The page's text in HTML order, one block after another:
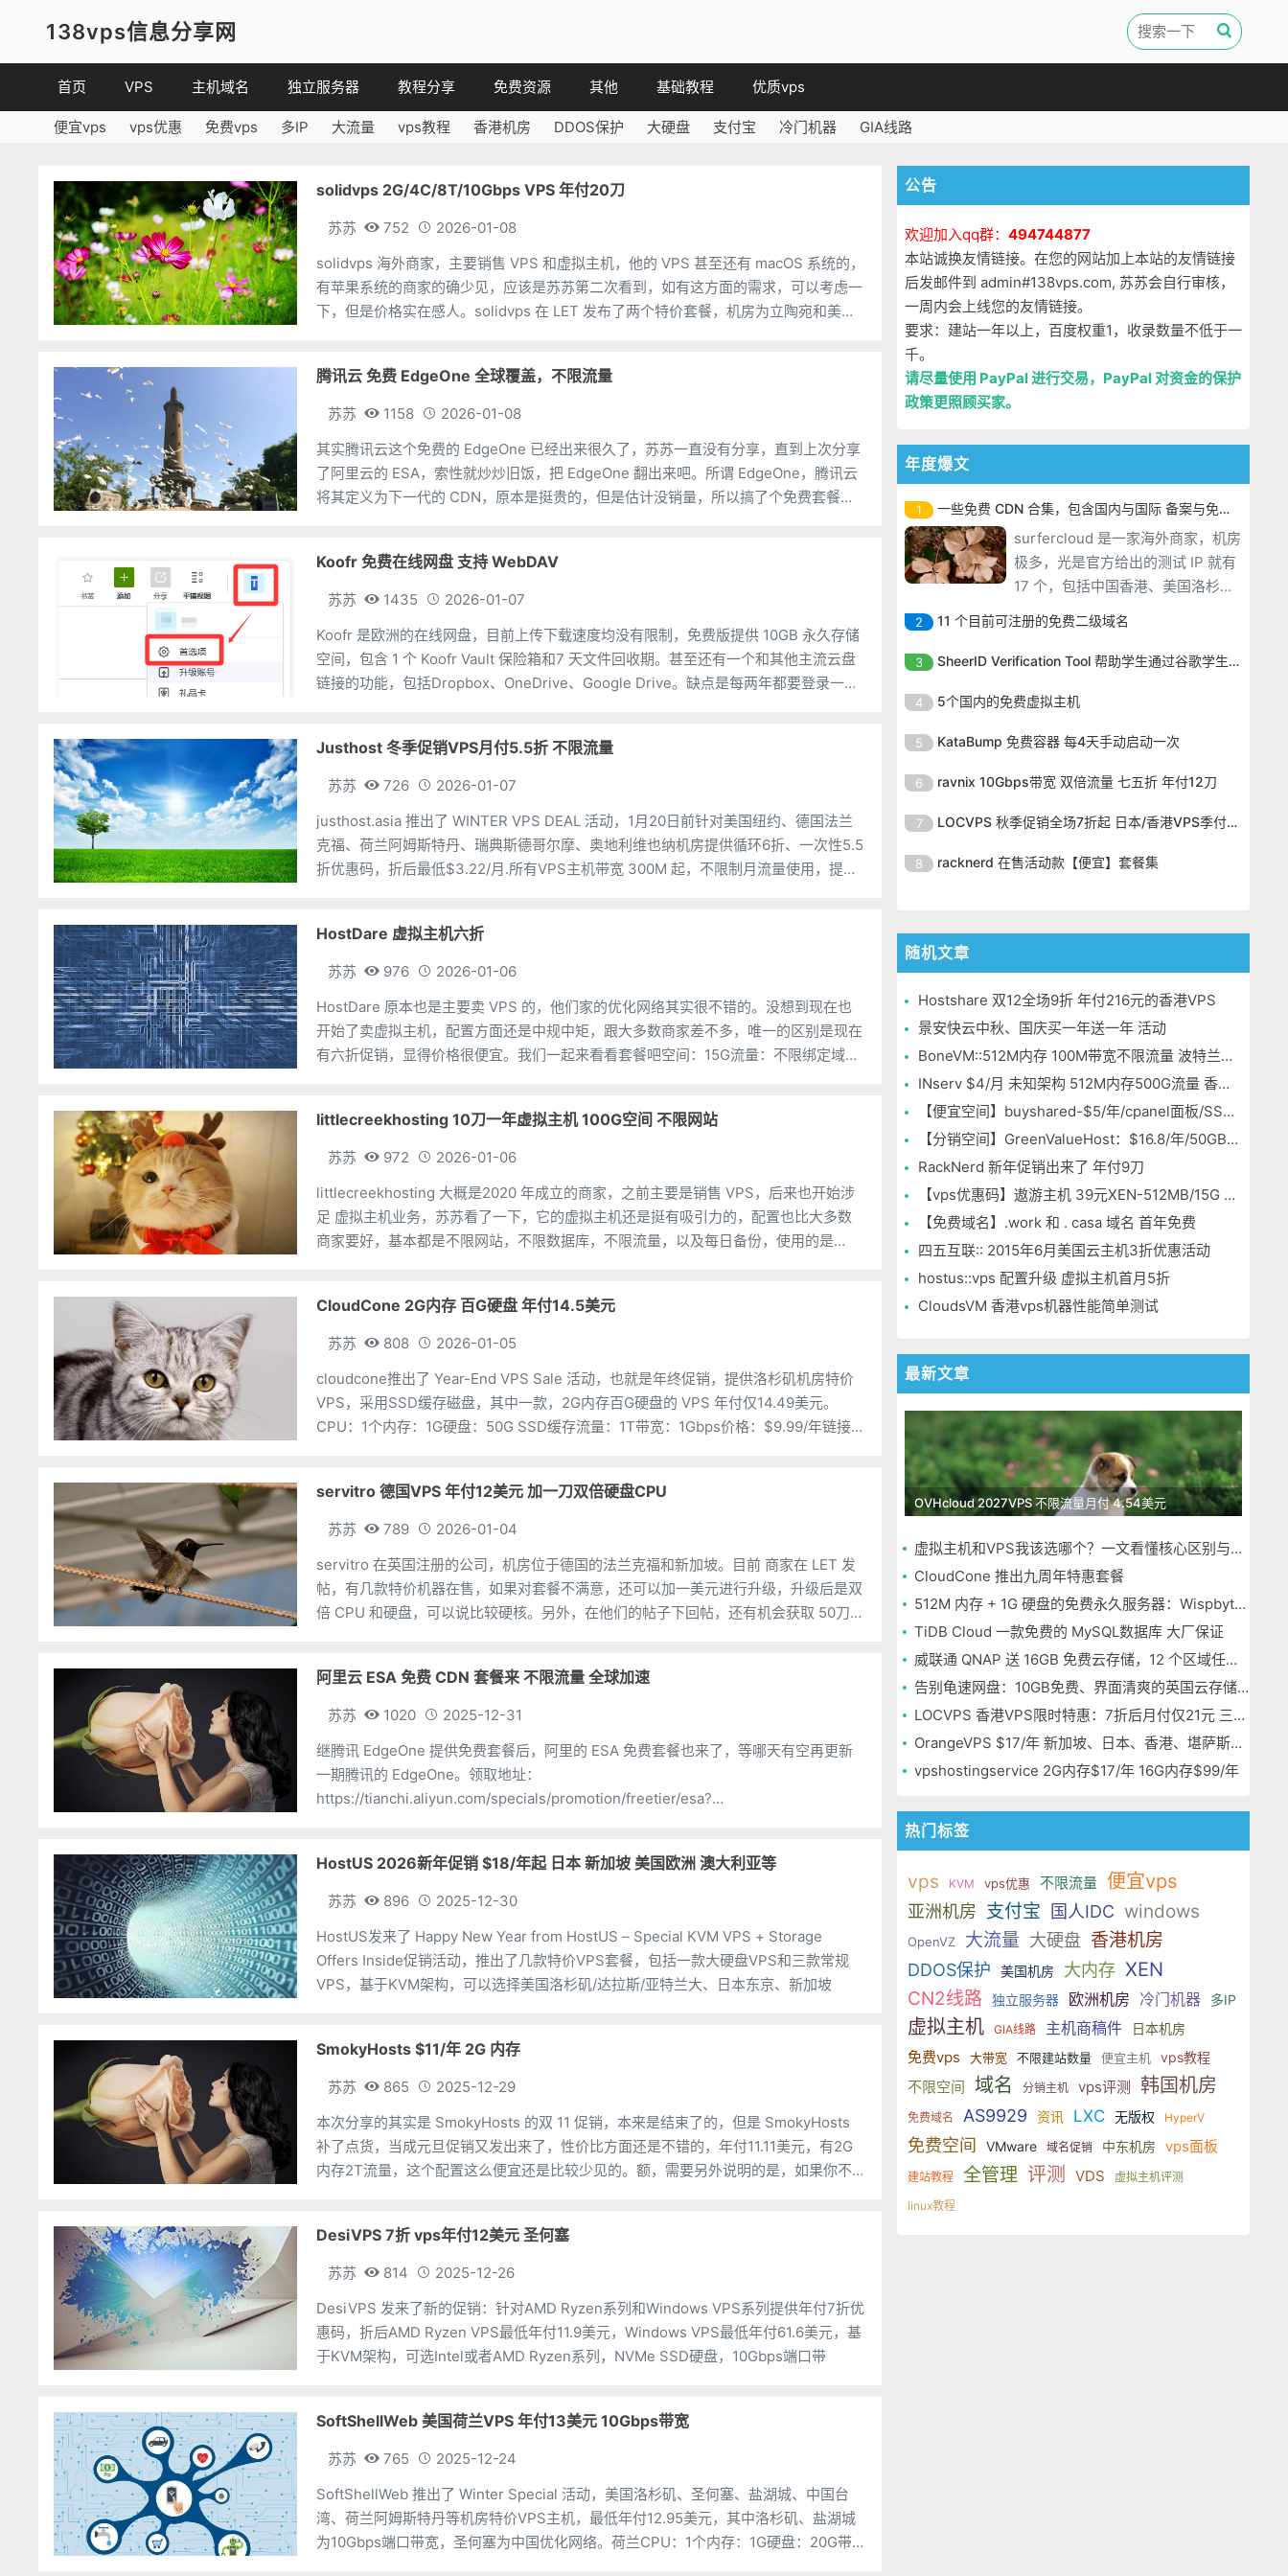
138vps信息分享网
首页 VPS
VPS优惠
VPS评测
主机域名
域名
独立服务器 教程分享
VPS教程
linux 教程
其他教程
免费资源
免费空间
免费VPS
其他免费
其他
简讯
基础教程 优质vps
便宜vps vps优惠 免费vps 多IP 大流量 vps教程 香港机房 DDOS保护 大硬盘 支付宝 冷门机器 GIA线路
solidvps 2G/4C/8T/10Gbps VPS 年付20刀
苏苏 752
2026-01-08
solidvps 海外商家，主要销售 VPS 和虚拟主机，他的 VPS 甚至还有 macOS 系统的，
有苹果系统的商家的确少见，应该是苏苏第二次看到，如有这方面的需求，可以考虑一
下，但是价格实在感人。solidvps 在 LET 发布了两个特价套餐，机房为立陶宛和美国
腾讯云 免费 EdgeOne 全球覆盖，不限流量
苏苏 1158
2026-01-08
其实腾讯云这个免费的 EdgeOne 已经出来很久了，苏苏一直没有分享，直到上次分享
了阿里云的 ESA，索性就炒炒旧饭，把 EdgeOne 翻出来吧。所谓 EdgeOne，腾讯云
将其定义为下一代的 CDN，原本是挺贵的，但是估计没销量，所以搞了个免费套餐，
Koofr 免费在线网盘 支持 WebDAV
苏苏 1435
2026-01-07
Koofr 是欧洲的在线网盘，目前上传下载速度均没有限制，免费版提供 10GB 永久存储
空间，包含 1 个 Koofr Vault 保险箱和7 天文件回收期。甚至还有一个和其他主流云盘
链接的功能，包括Dropbox、OneDrive、Google Drive。缺点是每两年都要登录一
Justhost 冬季促销VPS月付5.5折 不限流量
苏苏 726
2026-01-07
justhost.asia 推出了 WINTER VPS DEAL 活动，1月20日前针对美国纽约、德国法兰
克福、荷兰阿姆斯特丹、瑞典斯德哥尔摩、奥地利维也纳机房提供循环6折、一次性5.5
折优惠码，折后最低$3.22/月.所有VPS主机带宽 300M 起，不限制月流量使用，提供
HostDare 虚拟主机六折
苏苏 976
2026-01-06
HostDare 原本也是主要卖 VPS 的，他们家的优化网络其实很不错的。没想到现在也
开始了卖虚拟主机，配置方面还是中规中矩，跟大多数商家差不多，唯一的区别是现在
有六折促销，显得价格很便宜。我们一起来看看套餐吧空间：15G流量：不限绑定域
littlecreekhosting 10刀一年虚拟主机 100G空间 不限网站
苏苏 972
2026-01-06
littlecreekhosting 大概是2020 年成立的商家，之前主要是销售 VPS，后来也开始涉
足 虚拟主机业务，苏苏看了一下，它的虚拟主机还是挺有吸引力的，配置也比大多数
商家要好，基本都是不限网站，不限数据库，不限流量，以及每日备份，使用的是
CloudCone 2G内存 百G硬盘 年付14.5美元
苏苏 808
2026-01-05
cloudcone推出了 Year-End VPS Sale 活动，也就是年终促销，提供洛杉矶机房特价
VPS，采用SSD缓存磁盘，其中一款，2G内存百G硬盘的 VPS 年付仅14.49美元。
CPU：1个内存：1G硬盘：50G SSD缓存流量：1T带宽：1Gbps价格：$9.99/年链接：
servitro 德国VPS 年付12美元 加一刀双倍硬盘CPU
苏苏 789
2026-01-04
servitro 在英国注册的公司，机房位于德国的法兰克福和新加坡。目前 商家在 LET 发
帖，有几款特价机器在售，如果对套餐不满意，还可以加一美元进行升级，升级后是双
倍 CPU 和硬盘，可以说比较硬核。另外，在他们的帖子下回帖，还有机会获取 50刀余
阿里云 ESA 免费 CDN 套餐来 不限流量 全球加速
苏苏 1020
2025-12-31
继腾讯 EdgeOne 提供免费套餐后，阿里的 ESA 免费套餐也来了，等哪天有空再更新
一期腾讯的 EdgeOne。领取地址：
https://tianchi.aliyun.com/specials/promotion/freetier/esa?
HostUS 2026新年促销 $18/年起 日本 新加坡 美国欧洲 澳大利亚等
苏苏 896
2025-12-30
HostUS发来了 Happy New Year from HostUS – Special KVM VPS + Storage
Offers Inside促销活动，推出了几款特价VPS套餐，包括一款大硬盘VPS和三款常规
VPS，基于KVM架构，可以选择美国洛杉矶/达拉斯/亚特兰大、日本东京、新加坡
SmokyHosts $11/年 2G 内存
苏苏 865
2025-12-29
本次分享的其实是 SmokyHosts 的双 11 促销，本来是结束了的，但是 SmokyHosts
补了点货，当成元旦促销又发出来了，性价比方面还是不错的，年付11.11美元，有2G
内存2T流量，这个配置这么便宜还是比较少见的。额，需要另外说明的是，如果你不
DesiVPS 7折 vps年付12美元 圣何塞
苏苏 814
2025-12-26
DesiVPS 发来了新的促销：针对AMD Ryzen系列和Windows VPS系列提供年付7折优
惠码，折后AMD Ryzen VPS最低年付11.9美元，Windows VPS最低年付61.6美元，基
于KVM架构，可选Intel或者AMD Ryzen系列，NVMe SSD硬盘，10Gbps端口带
SoftShellWeb 美国荷兰VPS 年付13美元 10Gbps带宽
苏苏 765
2025-12-24
SoftShellWeb 推出了 Winter Special 活动，美国洛杉矶、圣何塞、盐湖城、中国台
湾、荷兰阿姆斯特丹等机房特价VPS主机，最低年付12.95美元，其中洛杉矶、盐湖城
为10Gbps端口带宽，圣何塞为中国优化网络。荷兰CPU：1个内存：1G硬盘：20G带
公告
欢迎加入qq群： 494744877
本站诚换友情链接。在您的网站加上本站的友情链接
后发邮件到 admin#138vps.com, 苏苏会自行审核，
一周内会上线您的友情链接。
要求：建站一年以上，百度权重1，收录数量不低于一
千。
请尽量使用 PayPal 进行交易，PayPal 对资金的保护
政策更照顾买家。
年度爆文
1 一些免费 CDN 合集，包含国内与国际 备案与免备案
surfercloud 是一家海外商家，机房
极多，光是官方给出的测试 IP 就有
17 个，包括中国香港、美国洛杉
矶、韩国、日本东京、中国台湾台
北、英国伦敦、新加坡等等。目前
商家在 LET 发布了优惠信息，VPS
没写流量，根据过往经验这种小带
2 11 个目前可注册的免费二级域名
surfercloud 是一家海外商家，机房
极多，光是官方给出的测试 IP 就有
17 个，包括中国香港、美国洛杉
北、英国伦敦、新加坡等等。目前
最低月付 1 美元，30Mbps 带宽，
没写流量，根据过往经验这种小带
3 SheerID Verification Tool 帮助学生通过谷歌学生计划免费获得 Gemini Advanced
surfercloud 是一家海外商家，机房
极多，光是官方给出的测试 IP 就有
17 个，包括中国香港、美国洛杉
北、英国伦敦、新加坡等等。目前
最低月付 1 美元，30Mbps 带宽，
没写流量，根据过往经验这种小带
4 5个国内的免费虚拟主机
surfercloud 是一家海外商家，机房
极多，光是官方给出的测试 IP 就有
17 个，包括中国香港、美国洛杉
北、英国伦敦、新加坡等等。目前
最低月付 1 美元，30Mbps 带宽，
5 KataBump 免费容器 每4天手动启动一次
surfercloud 是一家海外商家，机房
极多，光是官方给出的测试 IP 就有
17 个，包括中国香港、美国洛杉
北、英国伦敦、新加坡等等。目前
没写流量，根据过往经验这种小带
6 ravnix 10Gbps带宽 双倍流量 七五折 年付12刀
surfercloud 是一家海外商家，机房
极多，光是官方给出的测试 IP 就有
17 个，包括中国香港、美国洛杉
商家在 LET 发布了优惠信息，VPS
没写流量，根据过往经验这种小带
宽不写流量，都是不
7 LOCVPS 秋季促销全场7折起 日本/香港VPS季付63元
surfercloud 是一家海外商家，机房
极多，光是官方给出的测试 IP 就有
商家在 LET 发布了优惠信息，VPS
最低月付 1 美元，30Mbps 带宽，
没写流量，根据过往经验这种小带
8 racknerd 在售活动款【便宜】套餐集
17 个，包括中国香港、美国洛杉
商家在 LET 发布了优惠信息，VPS
最低月付 1 美元，30Mbps 带宽，
没写流量，根据过往经验这种小带
宽不写流量，都是不
随机文章
Hostshare 双12全场9折 年付216元的香港VPS
景安快云中秋、国庆买一年送一年 活动
BoneVM::512M内存 100M带宽不限流量 波特兰机房
INserv $4/月 未知架构 512M内存500G流量 香港&马来西亚便宜VPS
【便宜空间】buyshared-$5/年/cpanel面板/SSD/独立IP/支付宝
【分销空间】GreenValueHost：$16.8/年/50GB空间/75TB流量/无限独立IP/SSL/纽约
RackNerd 新年促销出来了 年付9刀
【vps优惠码】遨游主机 39元XEN-512MB/15G SSD/600GB 洛杉矶MC
【免费域名】.work 和 . casa 域名 首年免费
四五互联:: 2015年6月美国云主机3折优惠活动
hostus::vps 配置升级 虚拟主机首月5折
CloudsVM 香港vps机器性能简单测试
最新文章
OVHcloud 2027VPS 不限流量月付 4.54美元
虚拟主机和VPS我该选哪个？一文看懂核心区别与选择指南
CloudCone 推出九周年特惠套餐
512M 内存 + 1G 硬盘的免费永久服务器：Wispbyte 上手
TiDB Cloud 一款免费的 MySQL数据库 大厂保证
威联通 QNAP 送 16GB 免费云存储，12 个区域任选，邮箱注册即可
告别龟速网盘：10GB免费、界面清爽的英国云存储Icedrive体验
LOCVPS 香港VPS限时特惠：7折后月付仅21元 三网优化BGP线路 可选原生IP
OrangeVPS $17/年 新加坡、日本、香港、堪萨斯机房
vpshostingservice 2G内存$17/年 16G内存$99/年
热门标签
vps KVM vps优惠 不限流量 便宜vps
亚洲机房 支付宝 国人IDC windows
OpenVZ 大流量 大硬盘 香港机房
DDOS保护 美国机房 大内存 XEN
CN2线路 独立服务器 欧洲机房 冷门机器 多IP
虚拟主机 GIA线路 主机商稿件 日本机房
免费vps 大带宽 不限建站数量 便宜主机 vps教程
不限空间 域名 分销主机 vps评测 韩国机房
免费域名 AS9929 资讯 LXC 无版权 HyperV
免费空间 VMware 域名促销 中东机房 vps面板
建站教程 全管理 评测 VDS
虚拟主机评测
linux教程